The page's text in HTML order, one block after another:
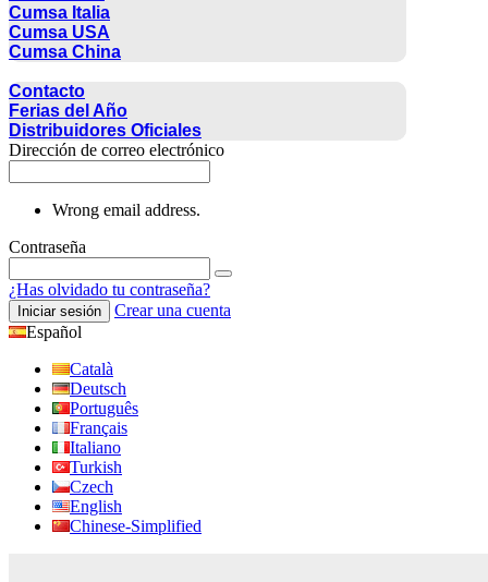
Cumsa Italia
Cumsa USA
Cumsa China
Contacto
Ferias del Año
Distribuidores Oficiales
Dirección de correo electrónico
Wrong email address.
Contraseña
¿Has olvidado tu contraseña?
Iniciar sesión
Crear una cuenta
Español
Català
Deutsch
Português
Français
Italiano
Turkish
Czech
English
Chinese-Simplified